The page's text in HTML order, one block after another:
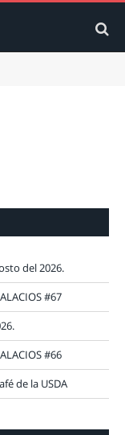
del 2026.
#67
#66
de la USDA